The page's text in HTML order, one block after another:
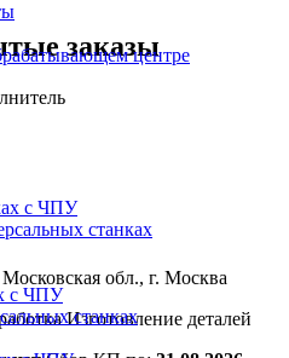
центре
с ЧПУ
станках
с ЧПУ
станках
заказы
обл., г. Москва
Изготовление деталей